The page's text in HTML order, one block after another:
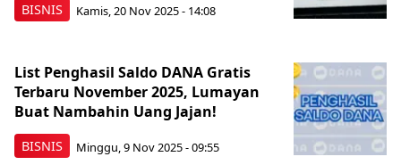
BISNIS Kamis, 20 Nov 2025 - 14:08
BISNIS
List Penghasil Saldo DANA Gratis
Terbaru November 2025, Lumayan
Buat Nambahin Uang Jajan!
Minggu, 9 Nov 2025 - 09:55